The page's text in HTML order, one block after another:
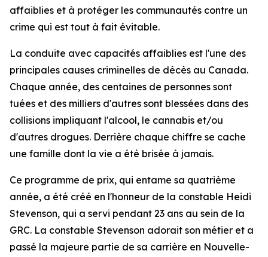
affaiblies et à protéger les communautés contre un
crime qui est tout à fait évitable.
La conduite avec capacités affaiblies est l'une des
principales causes criminelles de décès au Canada.
Chaque année, des centaines de personnes sont
tuées et des milliers d'autres sont blessées dans des
collisions impliquant l'alcool, le cannabis et/ou
d'autres drogues. Derrière chaque chiffre se cache
une famille dont la vie a été brisée à jamais.
Ce programme de prix, qui entame sa quatrième
année, a été créé en l'honneur de la constable Heidi
Stevenson, qui a servi pendant 23 ans au sein de la
GRC. La constable Stevenson adorait son métier et a
passé la majeure partie de sa carrière en Nouvelle-